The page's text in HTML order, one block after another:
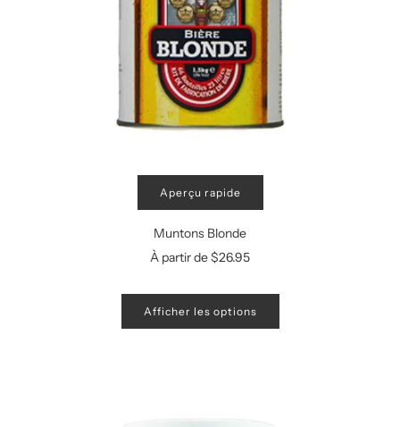
Aperçu rapide
Muntons Blonde
À partir de$26.95
Afficher les options